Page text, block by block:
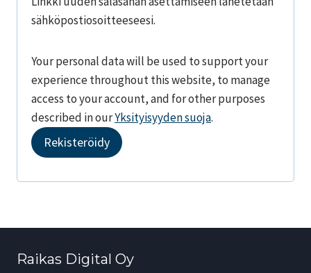
t
a
sähköpostiosoitteeseesi.
Your personal data will be used to support your
experience throughout this website, to manage
access to your account, and for other purposes
described in ourYksityisyyden suoja.
Rekisteröidy
Raikas Digital Oy